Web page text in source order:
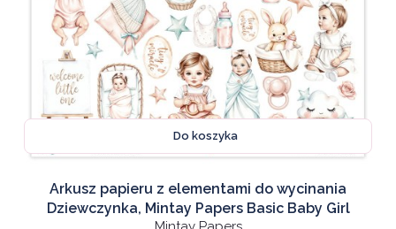
Do koszyka
Arkusz papieru z elementami do wycinania
Dziewczynka, Mintay Papers Basic Baby Girl